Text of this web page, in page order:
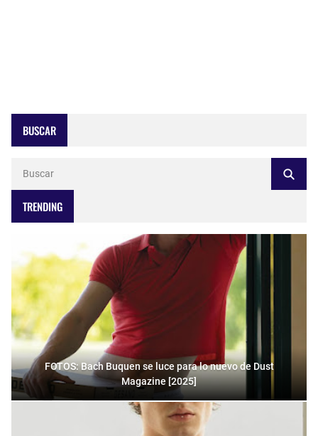
BUSCAR
TRENDING
FOTOS: Bach Buquen se luce para lo nuevo de Dust
Magazine [2025]